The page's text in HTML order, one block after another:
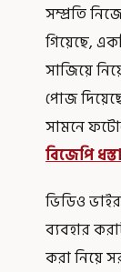
সম্প্রতি
গিয়েছে,
সাজিয়ে
পোজ
সামনে
বিজেপি
ভিডিও
ব্যবহার
করা নিয়ে